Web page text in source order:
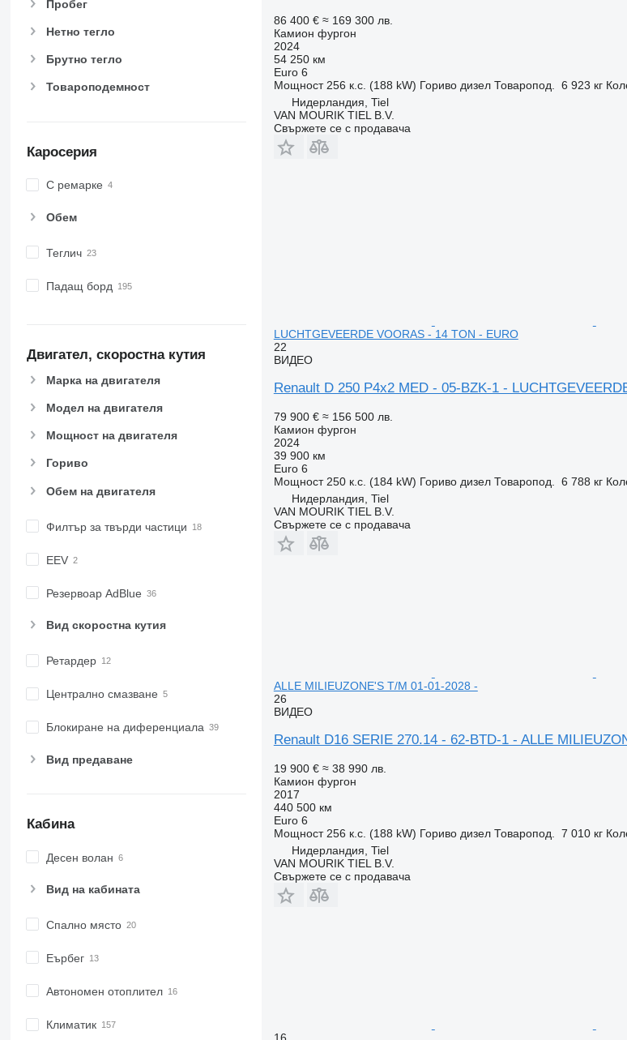
Пробег
Нетно тегло
Брутно тегло
Товароподемност
Каросерия
С ремарке
Обем
Теглич
Падащ борд
Двигател, скоростна кутия
Марка на двигателя
Модел на двигателя
Мощност на двигателя
Гориво
Обем на двигателя
Филтър за твърди частици
EEV
Резервоар AdBlue
Вид скоростна кутия
Ретардер
Централно смазване
Блокиране на диференциала
Вид предаване
Кабина
Десен волан
Вид на кабината
Спално място
Еърбег
Автономен отоплител
Климатик
86 400 € ≈ 169 300 лв.
Камион фургон
2024
54 250 км
Euro 6
Мощност 256 к.с. (188 kW) Гориво дизел Товаропод. 6 923 кг
Нидерландия, Tiel
VAN MOURIK TIEL B.V.
Свържете се с продавача
LUCHTGEVEERDE VOORAS - 14 TON - EURO
22
ВИДЕО
Renault D 250 P4x2 MED - 05-BZK-1 -
79 900 € ≈ 156 500 лв.
Камион фургон
2024
39 900 км
Euro 6
Мощност 250 к.с. (184 kW) Гориво дизел Товаропод. 6 788 кг
Нидерландия, Tiel
VAN MOURIK TIEL B.V.
Свържете се с продавача
ALLE MILIEUZONE'S T/M 01-01-2028 -
26
ВИДЕО
Renault D16 SERIE 270.14 - 62-BTD-1 - ALLE
19 900 € ≈ 38 990 лв.
Камион фургон
2017
440 500 км
Euro 6
Мощност 256 к.с. (188 kW) Гориво дизел Товаропод. 7 010 кг
Нидерландия, Tiel
VAN MOURIK TIEL B.V.
Свържете се с продавача
16